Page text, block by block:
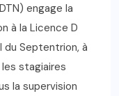
engage la
à la Licence D
du Septentrion, à
les stagiaires
la supervision